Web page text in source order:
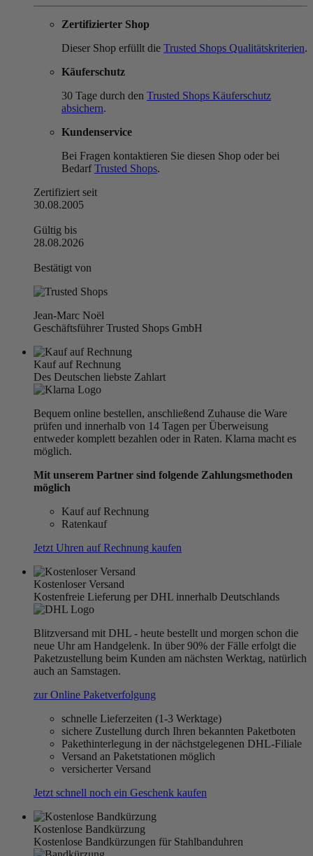
Zertifizierter Shop
Dieser Shop erfüllt die Trusted Shops Qualitätskriterien.
Käuferschutz
30 Tage durch den Trusted Shops Käuferschutz
absichern.
Kundenservice
Bei Fragen kontaktieren Sie diesen Shop oder bei
BedarfTrusted Shops.
Zertifiziert seit
30.08.2005
Gültig bis
28.08.2026
Bestätigt von
Jean-Marc Noël
Geschäftsführer Trusted Shops GmbH
Kauf auf Rechnung
Des Deutschen liebste Zahlart
Bequem online bestellen, anschließend Zuhause die Ware
prüfen und innerhalb von 14 Tagen per Überweisung
entweder komplett bezahlen oder in Raten. Klarna macht es
möglich.
Mit unserem Partner sind folgende Zahlungsmethoden
möglich
Kauf auf Rechnung
Ratenkauf
Jetzt Uhren auf Rechnung kaufen
Kostenloser Versand
Kostenfreie Lieferung per DHL innerhalb Deutschlands
Blitzversand mit DHL - heute bestellt und morgen schon die
neue Uhr am Handgelenk. In über 90% der Fälle erfolgt die
Paketzustellung beim Kunden am nächsten Werktag, natürlich
auch an Samstagen.
zur Online Paketverfolgung
schnelle Lieferzeiten (1-3 Werktage)
sichere Zustellung durch Ihren bekannten Paketboten
Pakethinterlegung in der nächstgelegenen DHL-Filiale
Versand an Paketstationen möglich
versicherter Versand
Jetzt schnell noch ein Geschenk kaufen
Kostenlose Bandkürzung
Kostenlose Bandkürzungen für Stahlbanduhren